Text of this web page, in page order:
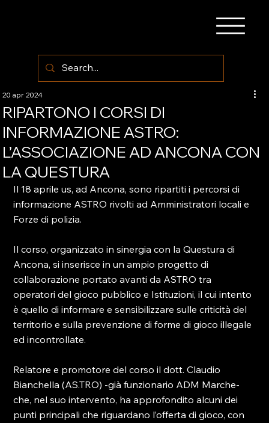
RIPARTONO I CORSI DI
INFORMAZIONE ASTRO:
L’ASSOCIAZIONE AD ANCONA CON
LA QUESTURA
20 apr 2024
Il 18 aprile us, ad Ancona, sono ripartiti i percorsi di
informazione ASTRO rivolti ad Amministratori locali e
Forze di polizia.
Il corso, organizzato in sinergia con la Questura di
Ancona, si inserisce in un ampio progetto di
collaborazione portato avanti da ASTRO tra
operatori del gioco pubblico e Istituzioni, il cui intento
è quello di informare e sensibilizzare sulle criticità del
territorio e sulla prevenzione di forme di gioco illegale
ed incontrollate.
Relatore e promotore del corso il dott. Claudio
Bianchella (AS.TRO) -già funzionario ADM Marche-
che, nel suo intervento, ha approfondito alcuni dei
punti principali che riguardano l’offerta di gioco, con